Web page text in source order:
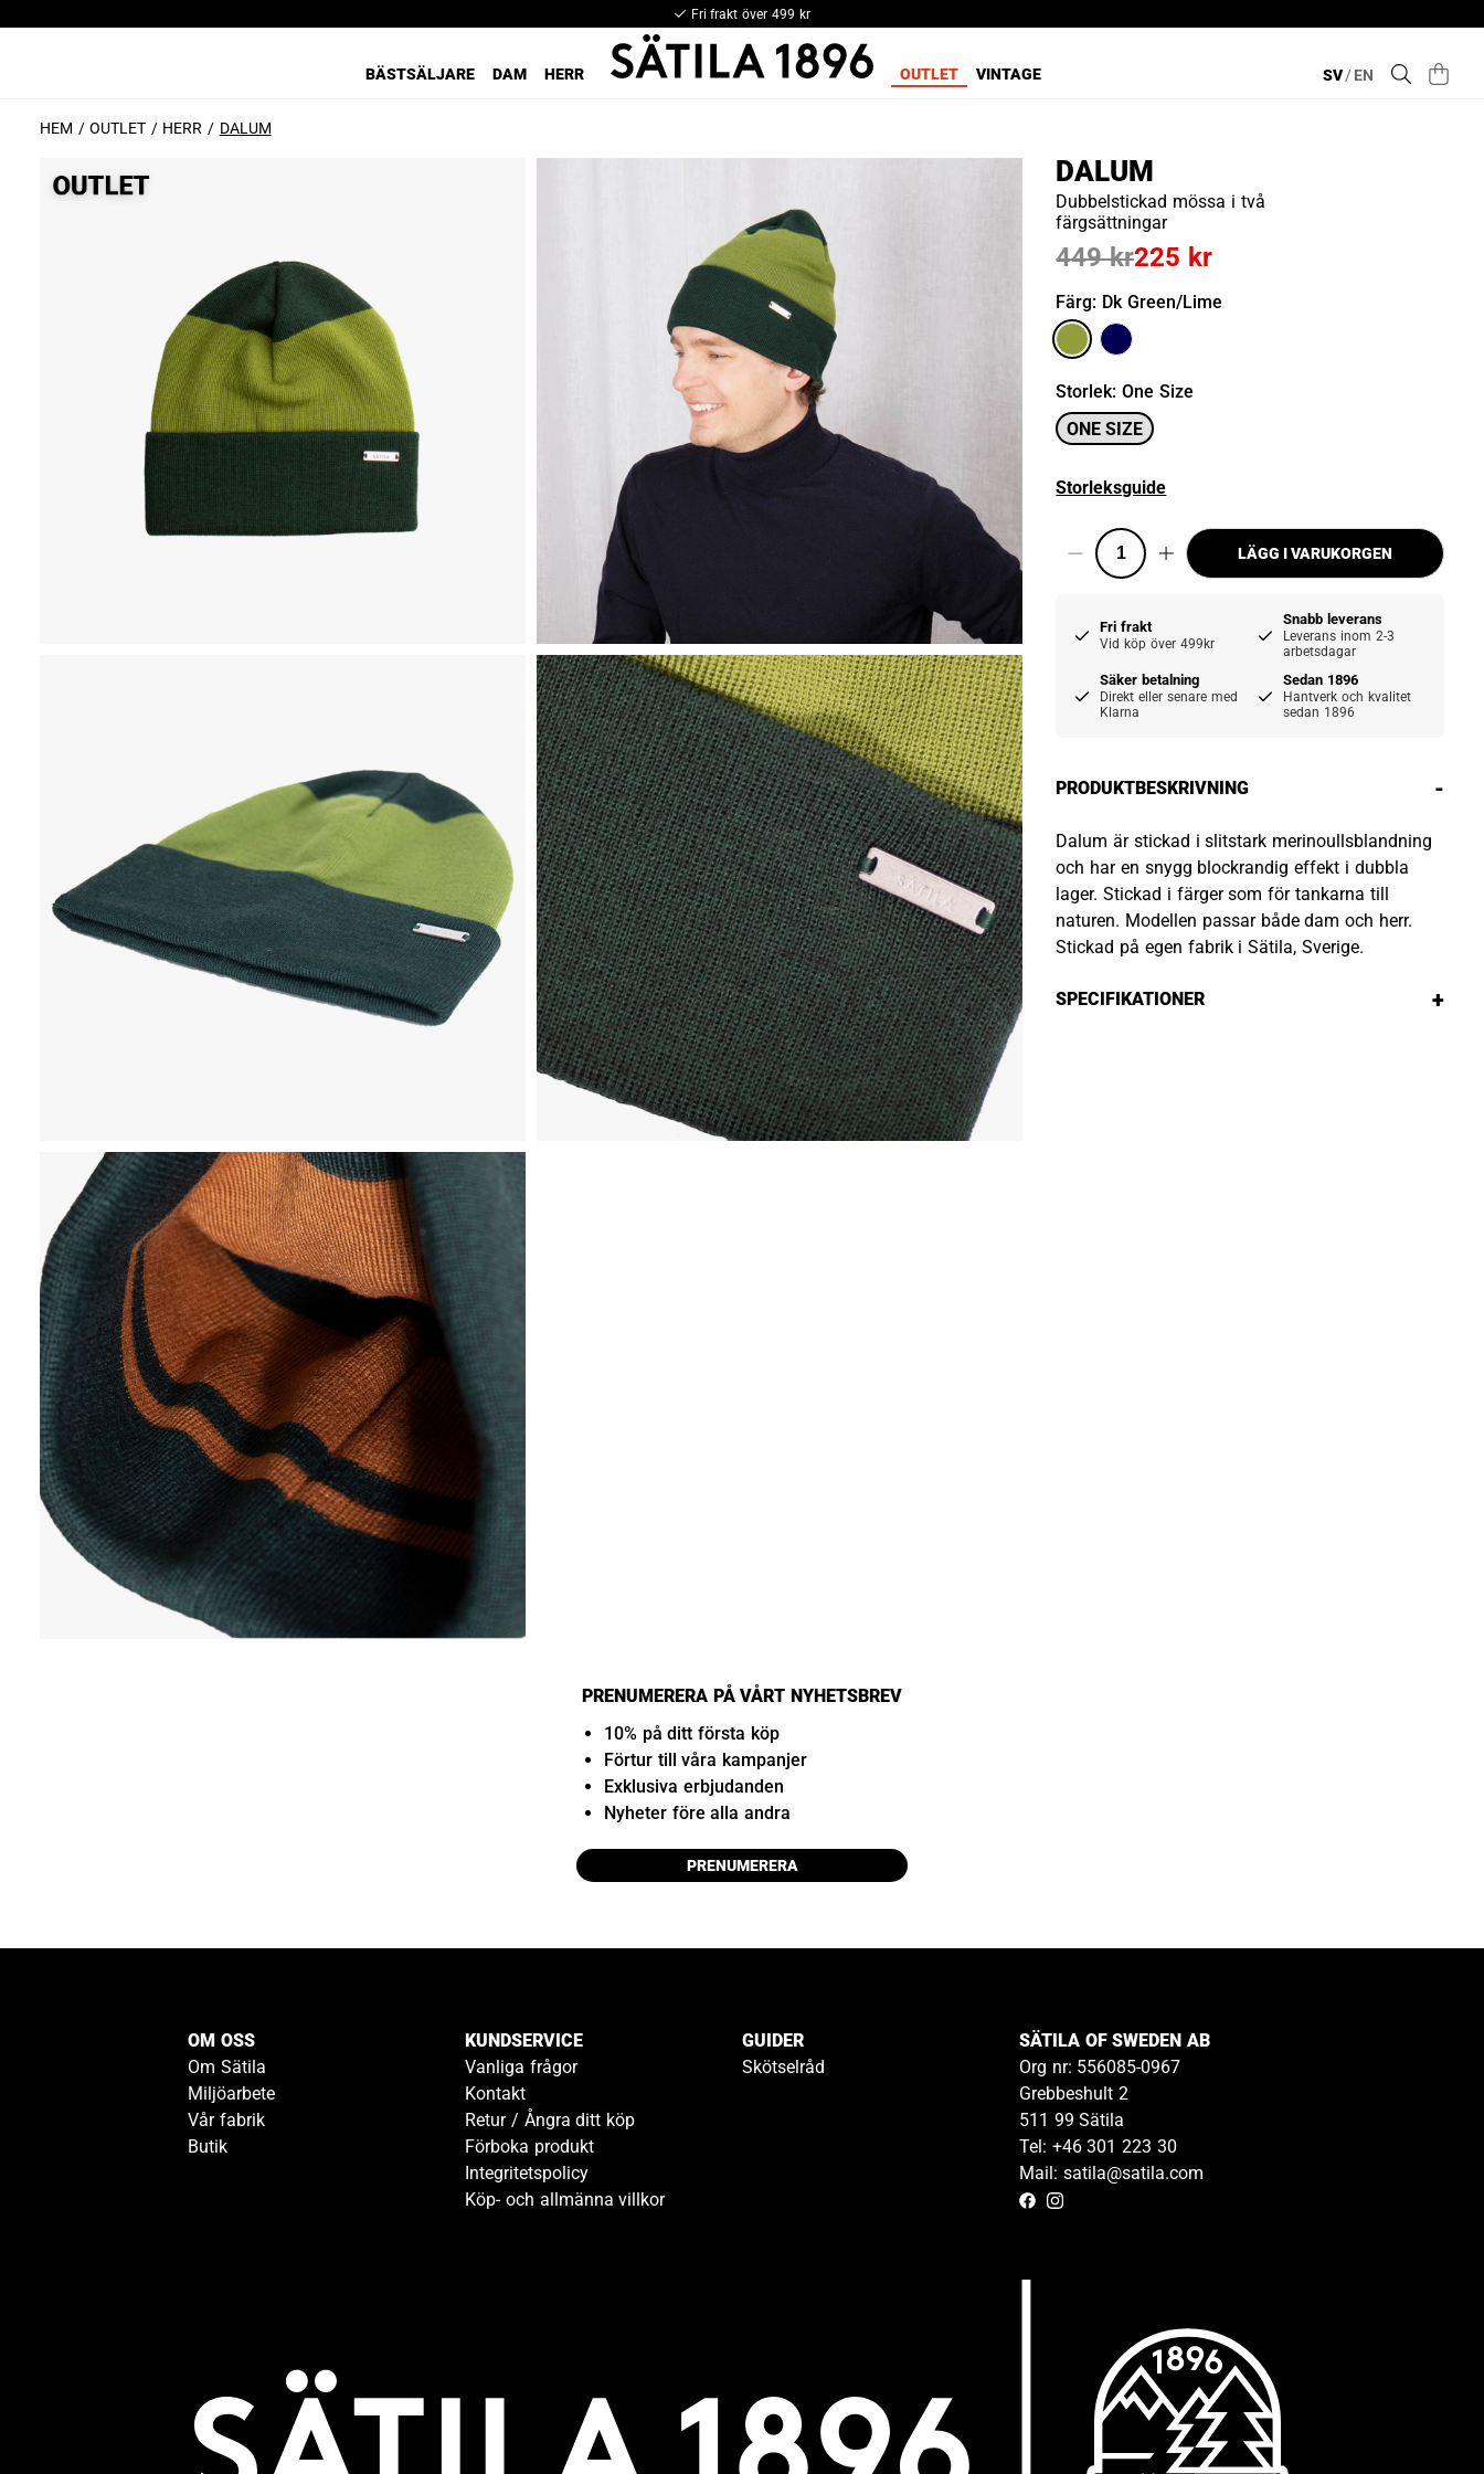
Fri frakt över 499 kr
BÄSTSÄLJARE DAM HERR OUTLET VINTAGE SV/EN
HEM OUTLET HERR DALUM
DALUM
Dubbelstickad mössa i två
färgsättningar
225 kr
449 kr
Färg: Dk Green/lime
Storlek:One Size
ONE SIZE
Storleksguide
LÄGG I VARUKORGEN
Fri frakt
Vid köp över 499kr
Snabb leverans
Leverans inom 2-3
arbetsdagar
Säker betalning
Direkt eller senare med
Klarna
Sedan 1896
Hantverk och kvalitet
sedan 1896
PRODUKTBESKRIVNING -
Dalum är stickad i slitstark merinoullsblandning
och har en snygg blockrandig effekt i dubbla
lager. Stickad i färger som för tankarna till
naturen. Modellen passar både dam och herr.
Stickad på egen fabrik i Sätila, Sverige.
SPECIFIKATIONER +
PRENUMERERA PÅ VÅRT NYHETSBREV
10% på ditt första köp
Förtur till våra kampanjer
Exklusiva erbjudanden
Nyheter före alla andra
PRENUMERERA
OM OSS
Om Sätila
Miljöarbete
Vår fabrik
Butik
KUNDSERVICE
Vanliga frågor
Kontakt
Retur / Ångra ditt köp
Förboka produkt
Integritetspolicy
Köp- och allmänna villkor
GUIDER
Skötselråd
SÄTILA OF SWEDEN AB
Org nr: 556085-0967
Grebbeshult 2
511 99 Sätila
Tel: +46 301 223 30
Mail: satila@satila.com